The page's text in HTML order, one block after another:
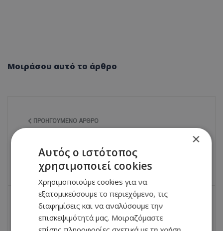
Μοιράσου αυτό το άρθρο
ΠΡΟΗΓΟΎΜΕΝΟ ΆΡΘΡΟ
03.07.2026 - 07:55
ΕΠΌΜΕΝΟ ΆΡΘΡΟ
Η Κυπριακή Προεδρία εκτόξευσε τον
×
Αυτός ο ιστότοπος
χρησιμοποιεί cookies
Χρησιμοποιούμε cookies για να
εξατομικεύσουμε το περιεχόμενο, τις
διαφημίσεις και να αναλύσουμε την
επισκεψιμότητά μας. Μοιραζόμαστε